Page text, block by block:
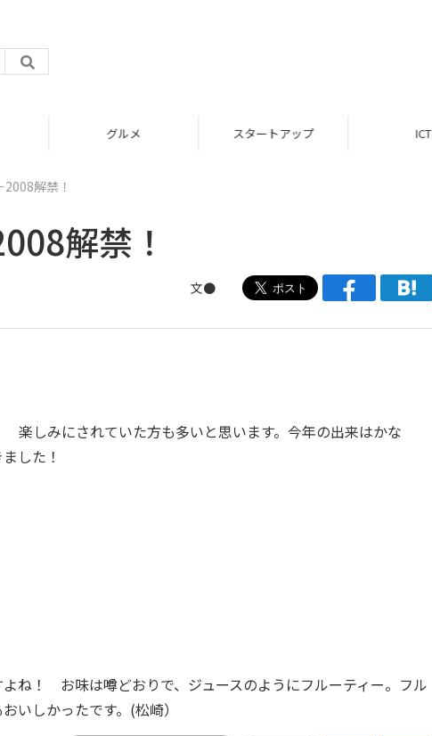
グルメ スタートアップ ICT
解禁！
解禁！
文●
楽しみにされていた方も多いと思います。今年の出来はかな
した！
ね！ お味は噂どおりで、ジュースのようにフルーティー。フル
いしかったです。(松崎）